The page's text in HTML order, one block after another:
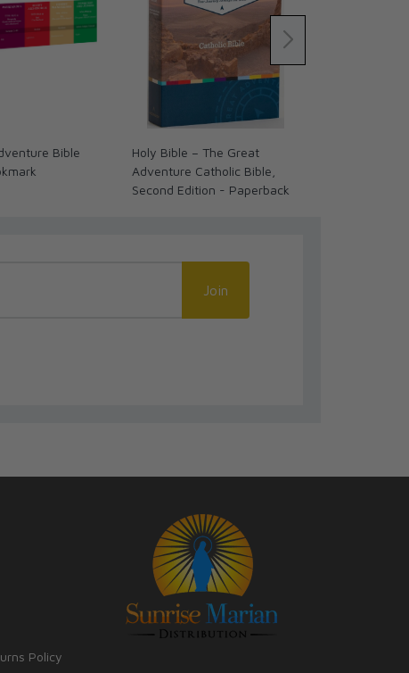
Bible
Holy Bible – The Great
Adventure Catholic Bible,
Second Edition - Paperback
Join
Policy